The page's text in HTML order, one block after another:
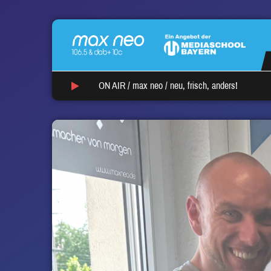
ON AIR / max neo / neu, frisch, anders!